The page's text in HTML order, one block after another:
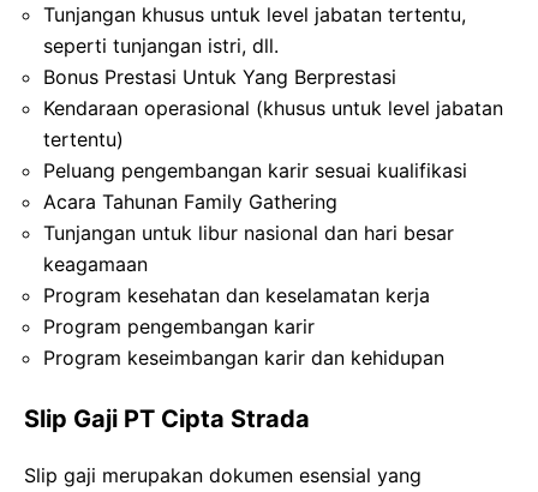
Tunjangan khusus untuk level jabatan tertentu,
seperti tunjangan istri, dll.
Bonus Prestasi Untuk Yang Berprestasi
Kendaraan operasional (khusus untuk level jabatan
tertentu)
Peluang pengembangan karir sesuai kualifikasi
Acara Tahunan Family Gathering
Tunjangan untuk libur nasional dan hari besar
keagamaan
Program kesehatan dan keselamatan kerja
Program pengembangan karir
Program keseimbangan karir dan kehidupan
Slip Gaji PT Cipta Strada
Slip gaji merupakan dokumen esensial yang